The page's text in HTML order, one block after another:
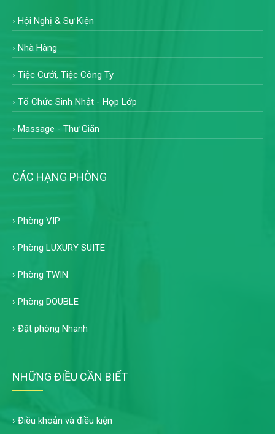
› Hội Nghị & Sự Kiện
› Nhà Hàng
› Tiệc Cưới, Tiệc Công Ty
› Tổ Chức Sinh Nhật - Họp Lớp
› Massage - Thư Giãn
CÁC HẠNG PHÒNG
› Phòng VIP
› Phòng LUXURY SUITE
› Phòng TWIN
› Phòng DOUBLE
› Đặt phòng Nhanh
NHỮNG ĐIỀU CẦN BIẾT
› Điều khoản và điều kiện